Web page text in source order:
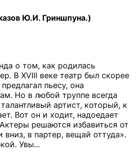
Ю.И. Гриншпуна.)
о том, как родилась
В XVIII веке театр был скорее
пьесу, она
Но в любой труппе всегда
артист, который, к
Вот он и ходит, надоедает
решаются избавиться от
вниз, в партер, вещай оттуда».
Увы...